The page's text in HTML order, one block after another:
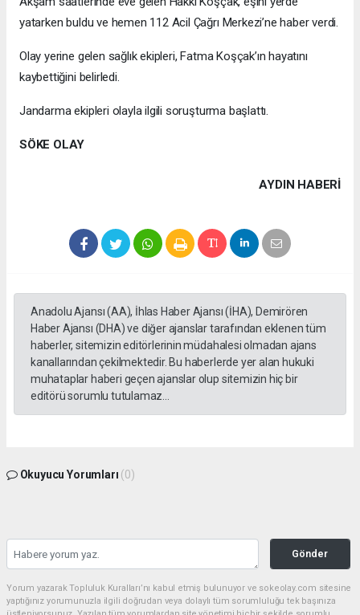
yatarken buldu ve hemen 112 Acil Çağrı Merkezi’ne haber verdi.
Olay yerine gelen sağlık ekipleri, Fatma Koşçak’ın hayatını
kaybettiğini belirledi.
Jandarma ekipleri olayla ilgili soruşturma başlattı.
SÖKE OLAY
AYDIN HABERİ
Anadolu Ajansı (AA), İhlas Haber Ajansı (İHA), Demirören
Haber Ajansı (DHA) ve diğer ajanslar tarafından eklenen tüm
haberler, sitemizin editörlerinin müdahalesi olmadan ajans
kanallarından çekilmektedir. Bu haberlerde yer alan hukuki
muhataplar haberi geçen ajanslar olup sitemizin hiç bir
editörü sorumlu tutulamaz...
Okuyucu Yorumları (0)
Gönder
Yorum yazarak Topluluk Kuralları’nı kabul etmiş bulunuyor ve sokeolay.com sitesine
yaptığınız yorumunuzla ilgili doğrudan veya dolaylı tüm sorumluluğu tek başınıza